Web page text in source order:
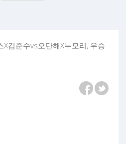
X김준수vs오단해X누모리, 우승